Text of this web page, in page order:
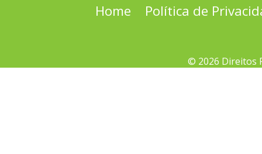
Home Política de
© 2026 Direitos